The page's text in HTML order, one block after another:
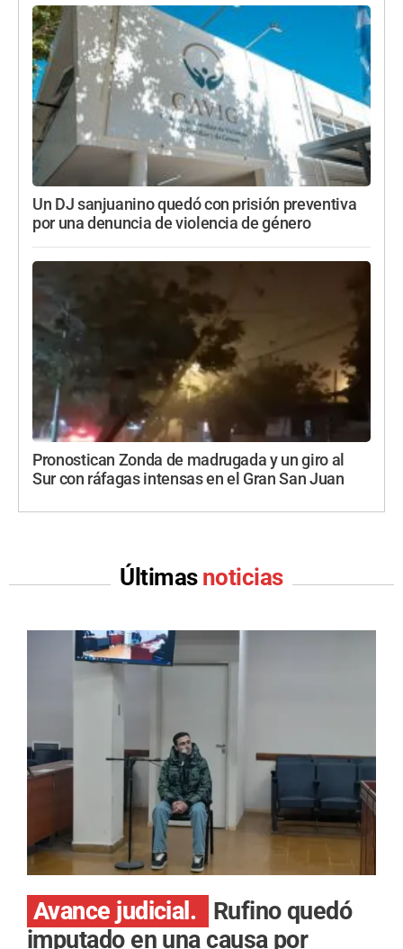
Un DJ sanjuanino quedó con prisión preventiva
por una denuncia de violencia de género
Pronostican Zonda de madrugada y un giro al
Sur con ráfagas intensas en el Gran San Juan
Últimas noticias
Avance judicial.
Rufino quedó
imputado en una causa por